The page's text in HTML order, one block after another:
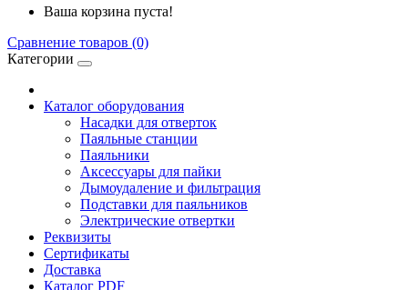
Ваша корзина пуста!
Сравнение товаров (0)
Категории
Каталог оборудования
Насадки для отверток
Паяльные станции
Паяльники
Аксессуары для пайки
Дымоудаление и фильтрация
Подставки для паяльников
Электрические отвертки
Реквизиты
Сертификаты
Доставка
Каталог PDF